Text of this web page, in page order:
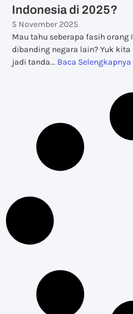
Indonesia di 2025?
5 November 2025
Mau tahu seberapa fasih
dibanding negara lain? Yuk
jadi tanda... Baca Selengkapnya